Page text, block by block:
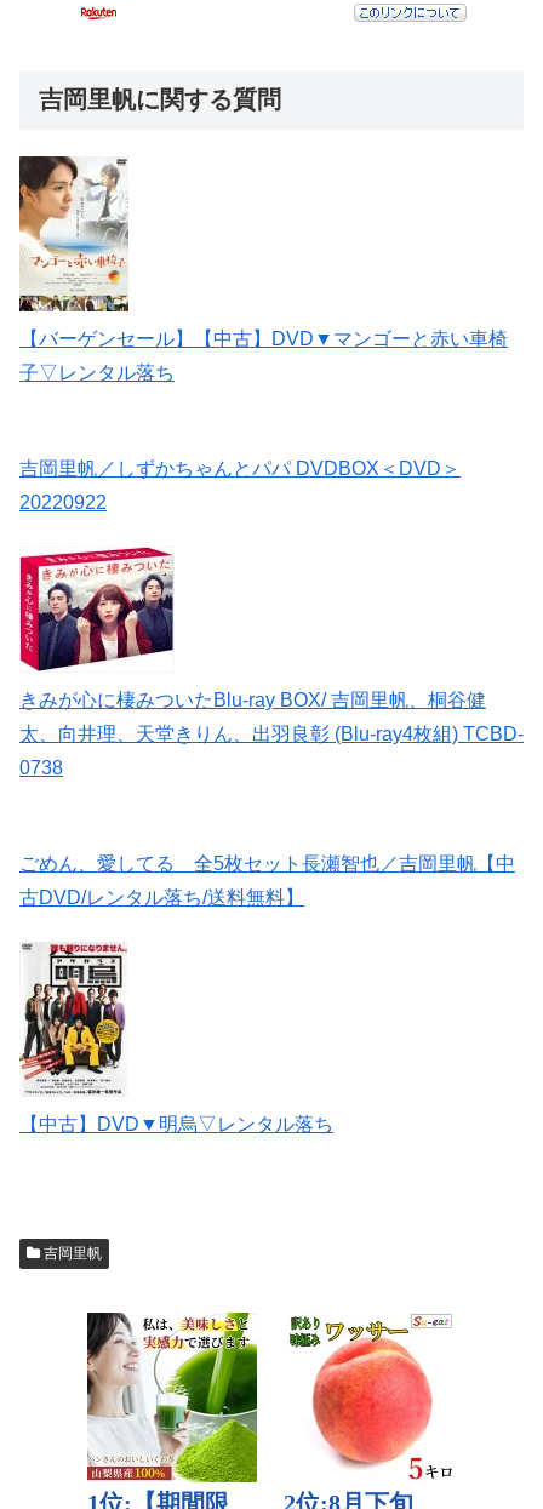
吉岡里帆に関する質問
【バーゲンセール】【中古】DVD▼マンゴーと赤い車椅
子▽レンタル落ち
吉岡里帆／しずかちゃんとパパ DVDBOX＜DVD＞
20220922
きみが心に棲みついたBlu-ray BOX/ 吉岡里帆、桐谷健
太、向井理、天堂きりん、出羽良彰 (Blu-ray4枚組) TCBD-
0738
ごめん、愛してる 全5枚セット長瀬智也／吉岡里帆【中
古DVD/レンタル落ち/送料無料】
【中古】DVD▼明烏▽レンタル落ち
吉岡里帆